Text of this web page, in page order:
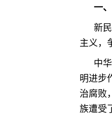
一
新
主义，
中
明进步
治腐败
族遭受